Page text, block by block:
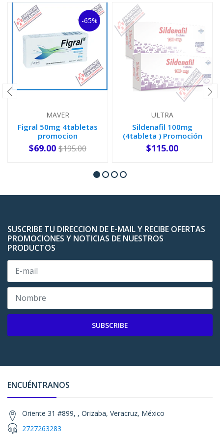
-65%
MAVER
Figral 50mg 4tabletas
promocion
+
$69.00 $195.00
ULTRA
Sildenafil 100mg
(4tableta ) Promoción
2 cajas ...
AGOTADO
$115.00
SUSCRIBE TU DIRECCION DE E-MAIL Y RECIBE OFERTAS
PROMOCIONES Y NOTICIAS DE NUESTROS
PRODUCTOS
SUBSCRIBE
ENCUÉNTRANOS
Oriente 31 #899, , Orizaba, Veracruz, México
2727263283